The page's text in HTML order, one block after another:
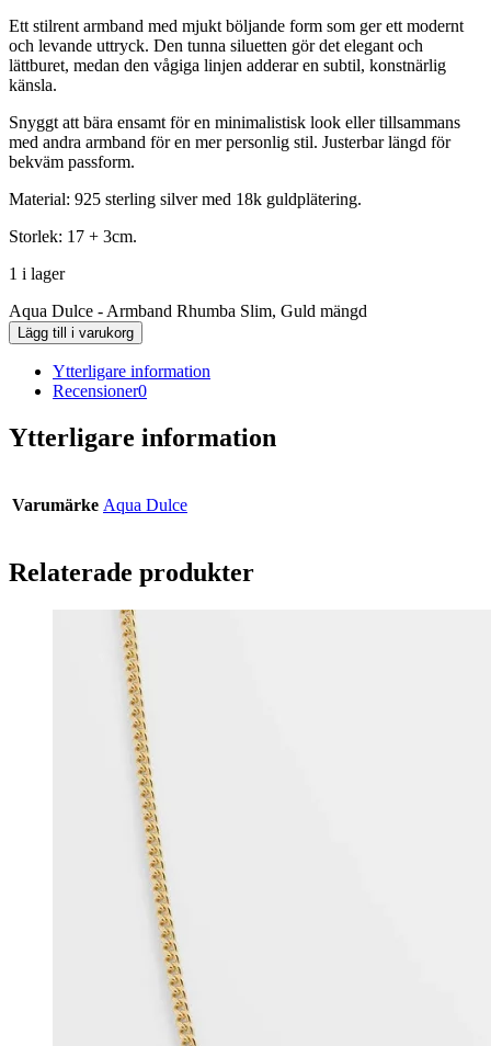
Ett stilrent armband med mjukt böljande form som ger ett modernt
och levande uttryck. Den tunna siluetten gör det elegant och
lättburet, medan den vågiga linjen adderar en subtil, konstnärlig
känsla.
Snyggt att bära ensamt för en minimalistisk look eller tillsammans
med andra armband för en mer personlig stil. Justerbar längd för
bekväm passform.
Material: 925 sterling silver med 18k guldplätering.
Storlek: 17 + 3cm.
1 i lager
Aqua Dulce - Armband Rhumba Slim, Guld mängd
Lägg till i varukorg
Ytterligare information
Recensioner0
Ytterligare information
Varumärke Aqua Dulce
Relaterade produkter